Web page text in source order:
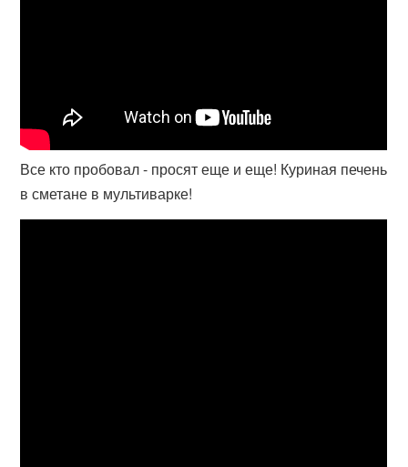
Все кто пробовал - просят еще и еще! Куриная печень
в сметане в мультиварке!